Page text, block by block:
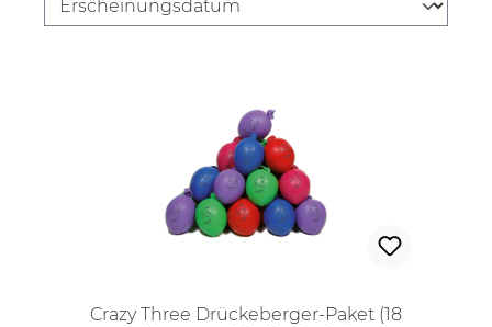
Crazy Three Drückeberger-Paket (18